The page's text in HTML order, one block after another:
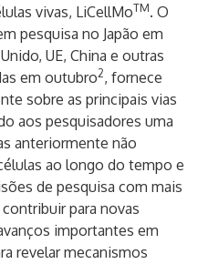
vivas, LiCellMoTM. O
pesquisa no Japão em
UE, China e outras
em outubro2, fornece
sobre as principais vias
aos pesquisadores uma
anteriormente não
ao longo do tempo e
de pesquisa com mais
para novas
importantes em
revelar mecanismos